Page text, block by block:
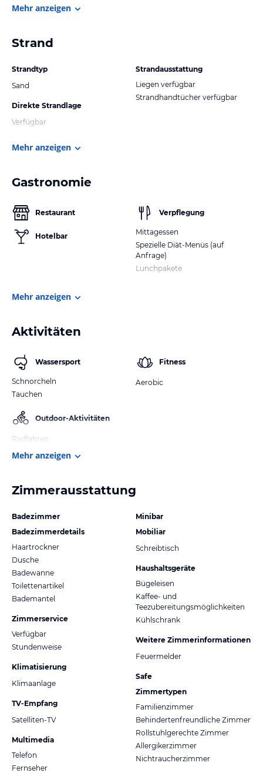
Mehr anzeigen
Strand
Strandtyp
Sand
Direkte Strandlage
Verfügbar
Strandausstattung
Liegen verfügbar
Strandhandtücher verfügbar
Mehr anzeigen
Gastronomie
Restaurant
Hotelbar
Verpflegung
Mittagessen
Spezielle Diät-Menüs (auf
Anfrage)
Lunchpakete
Mehr anzeigen
Aktivitäten
Wassersport
Schnorcheln
Tauchen
Outdoor-Aktivitäten
Radfahren
Fitness
Aerobic
Mehr anzeigen
Zimmerausstattung
Badezimmer
Badezimmerdetails
Haartrockner
Dusche
Badewanne
Toilettenartikel
Bademantel
Zimmerservice
Verfügbar
Stundenweise
Klimatisierung
Klimaanlage
TV-Empfang
Satelliten-TV
Multimedia
Telefon
Fernseher
Minibar
Mobiliar
Schreibtisch
Haushaltsgeräte
Bügeleisen
Kaffee- und
Teezubereitungsmöglichkeiten
Kühlschrank
Weitere Zimmerinformationen
Feuermelder
Safe
Zimmertypen
Familienzimmer
Behindertenfreundliche Zimmer
Rollstuhlgerechte Zimmer
Allergikerzimmer
Nichtraucherzimmer